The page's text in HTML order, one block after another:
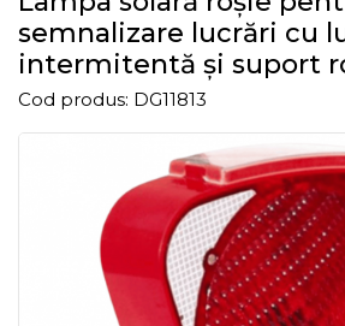
semnalizare lucrări cu
intermitentă și suport
Cod produs: DG11813